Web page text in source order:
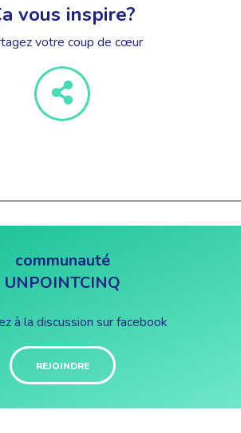
vous inspire?
votre coup de cœur
communauté
UNPOINTCINQ
à la discussion sur facebook
REJOINDRE